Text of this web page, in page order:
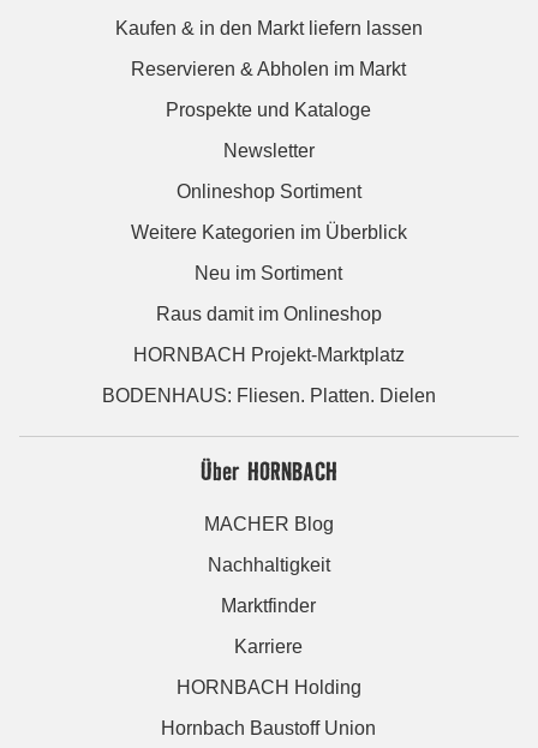
Kaufen & in den Markt liefern lassen
Reservieren & Abholen im Markt
Prospekte und Kataloge
Newsletter
Onlineshop Sortiment
Weitere Kategorien im Überblick
Neu im Sortiment
Raus damit im Onlineshop
HORNBACH Projekt-Marktplatz
BODENHAUS: Fliesen. Platten. Dielen
Über HORNBACH
MACHER Blog
Nachhaltigkeit
Marktfinder
Karriere
HORNBACH Holding
Hornbach Baustoff Union